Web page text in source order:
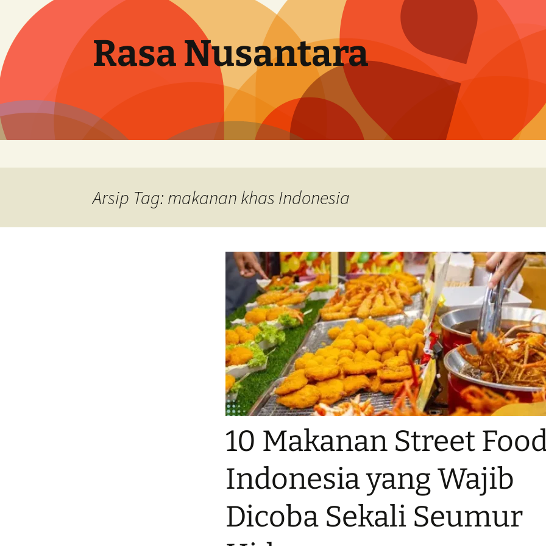
Langsung
Rasa Nusantara
Arsip Tag: makanan khas Indonesia
10 Makanan Street
Indonesia yang Wajib
Dicoba Sekali Seumur